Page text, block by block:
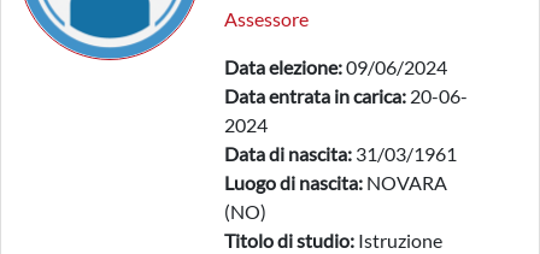
Assessore
Data elezione:09/06/2024
Data entrata in carica: 20-06-
2024
Data di nascita: 31/03/1961
Luogo di nascita: NOVARA
(NO)
Titolo di studio: Istruzione